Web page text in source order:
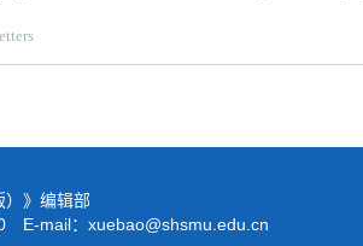
）》编辑部
E-mail： xuebao@shsmu.edu.cn